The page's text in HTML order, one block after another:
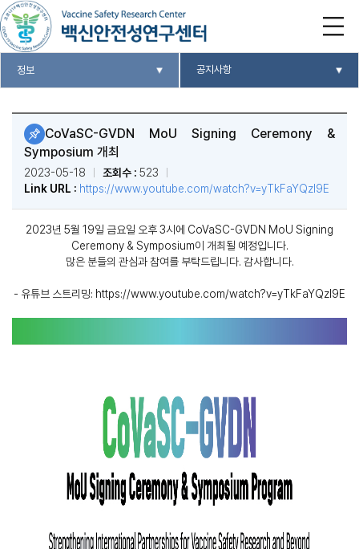
정보 공지사항
CoVaSC-GVDN MoU Signing Ceremony &
Symposium 개최
2023-05-18 조회수 : 523
Link URL : https://www.youtube.com/watch?v=yTkFaYQzI9E
2023년 5월 19일 금요일 오후 3시에 CoVaSC-GVDN MoU Signing
Ceremony & Symposium이 개최될 예정입니다.
많은 분들의 관심과 참여를 부탁드립니다. 감사합니다.
- 유튜브 스트리밍: https://www.youtube.com/watch?v=yTkFaYQzI9E